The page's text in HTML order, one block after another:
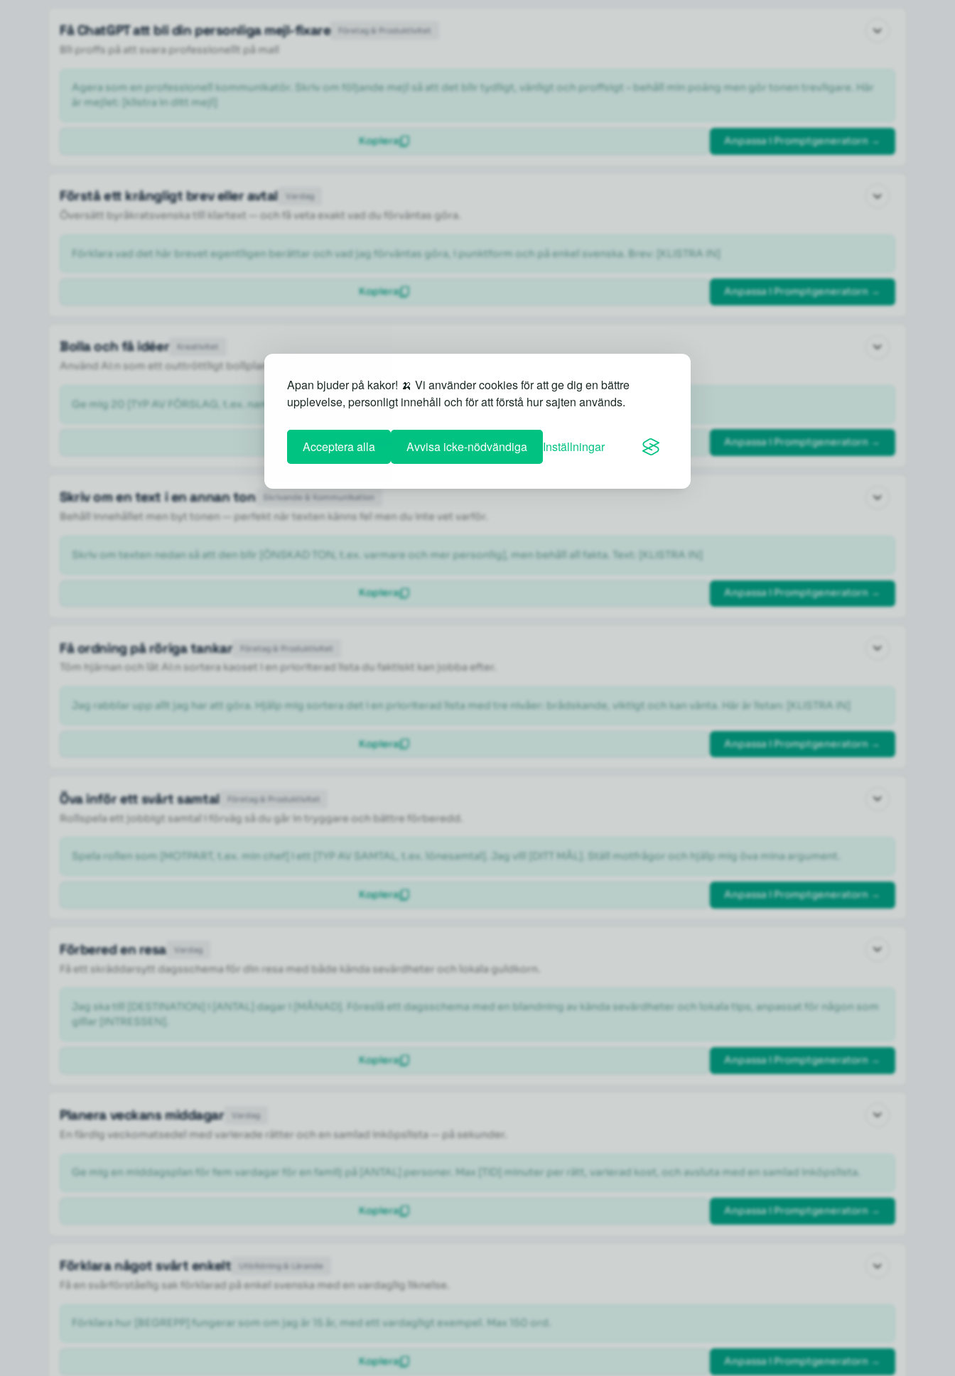
Apan bjuder på kakor! 🍌 Vi använder cookies för att ge dig en bättre
upplevelse, personligt innehåll och för att förstå hur sajten används.
Acceptera alla Avvisa icke-nödvändiga Inställningar
Företag & Produktivitet
Få ChatGPT att bli din personliga mejl-fixare
Bli proffs på att svara professionellt på mail
Agera som en professionell kommunikatör. Skriv om följande mejl så att det blir tydligt, vänligt och proffsigt – behåll min poäng men gör tonen trevligare. Här
är mejlet: [klistra in ditt mejl]
Kopiera Anpassa i Promptgeneratorn →
Vardag
Förstå ett krångligt brev eller avtal
Översätt byråkratsvenska till klartext — och få veta exakt vad du förväntas göra.
Förklara vad det här brevet egentligen berättar och vad jag förväntas göra, i punktform och på enkel svenska. Brev: [KLISTRA IN]
Kopiera Anpassa i Promptgeneratorn →
Kreativitet
Bolla och få idéer
Använd AI:n som ett outtröttligt bollplank när du behöver många idéer snabbt.
Ge mig 20 [TYP AV FÖRSLAG, t.ex. namnförslag på en podd om trädgård]. Blanda lekfulla och seriösa förslag.
Kopiera Anpassa i Promptgeneratorn →
Skrivande & Kommunikation
Skriv om en text i en annan ton
Behåll innehållet men byt tonen — perfekt när texten känns fel men du inte vet varför.
Skriv om texten nedan så att den blir [ÖNSKAD TON, t.ex. varmare och mer personlig], men behåll all fakta. Text: [KLISTRA IN]
Kopiera Anpassa i Promptgeneratorn →
Företag & Produktivitet
Få ordning på röriga tankar
Töm hjärnan och låt AI:n sortera kaoset i en prioriterad lista du faktiskt kan jobba efter.
Jag rabblar upp allt jag har att göra. Hjälp mig sortera det i en prioriterad lista med tre nivåer: brådskande, viktigt och kan vänta. Här är listan: [KLISTRA IN]
Kopiera Anpassa i Promptgeneratorn →
Företag & Produktivitet
Öva inför ett svårt samtal
Rollspela ett jobbigt samtal i förväg så du går in tryggare och bättre förberedd.
Spela rollen som [MOTPART, t.ex. min chef] i ett [TYP AV SAMTAL, t.ex. lönesamtal]. Jag vill [DITT MÅL]. Ställ motfrågor och hjälp mig öva mina argument.
Kopiera Anpassa i Promptgeneratorn →
Vardag
Förbered en resa
Få ett skräddarsytt dagsschema för din resa med både kända sevärdheter och lokala guldkorn.
Jag ska till [DESTINATION] i [ANTAL] dagar i [MÅNAD]. Föreslå ett dagsschema med en blandning av kända sevärdheter och lokala tips, anpassat för någon som
gillar [INTRESSEN].
Kopiera Anpassa i Promptgeneratorn →
Vardag
Planera veckans middagar
En färdig veckomatsedel med varierade rätter och en samlad inköpslista — på sekunder.
Ge mig en middagsplan för fem vardagar för en familj på [ANTAL] personer. Max [TID] minuter per rätt, varierad kost, och avsluta med en samlad inköpslista.
Kopiera Anpassa i Promptgeneratorn →
Utbildning & Lärande
Förklara något svårt enkelt
Få en svårförståelig sak förklarad på enkel svenska med en vardaglig liknelse.
Förklara hur [BEGREPP] fungerar som om jag är 15 år, med ett vardagligt exempel. Max 150 ord.
Kopiera Anpassa i Promptgeneratorn →